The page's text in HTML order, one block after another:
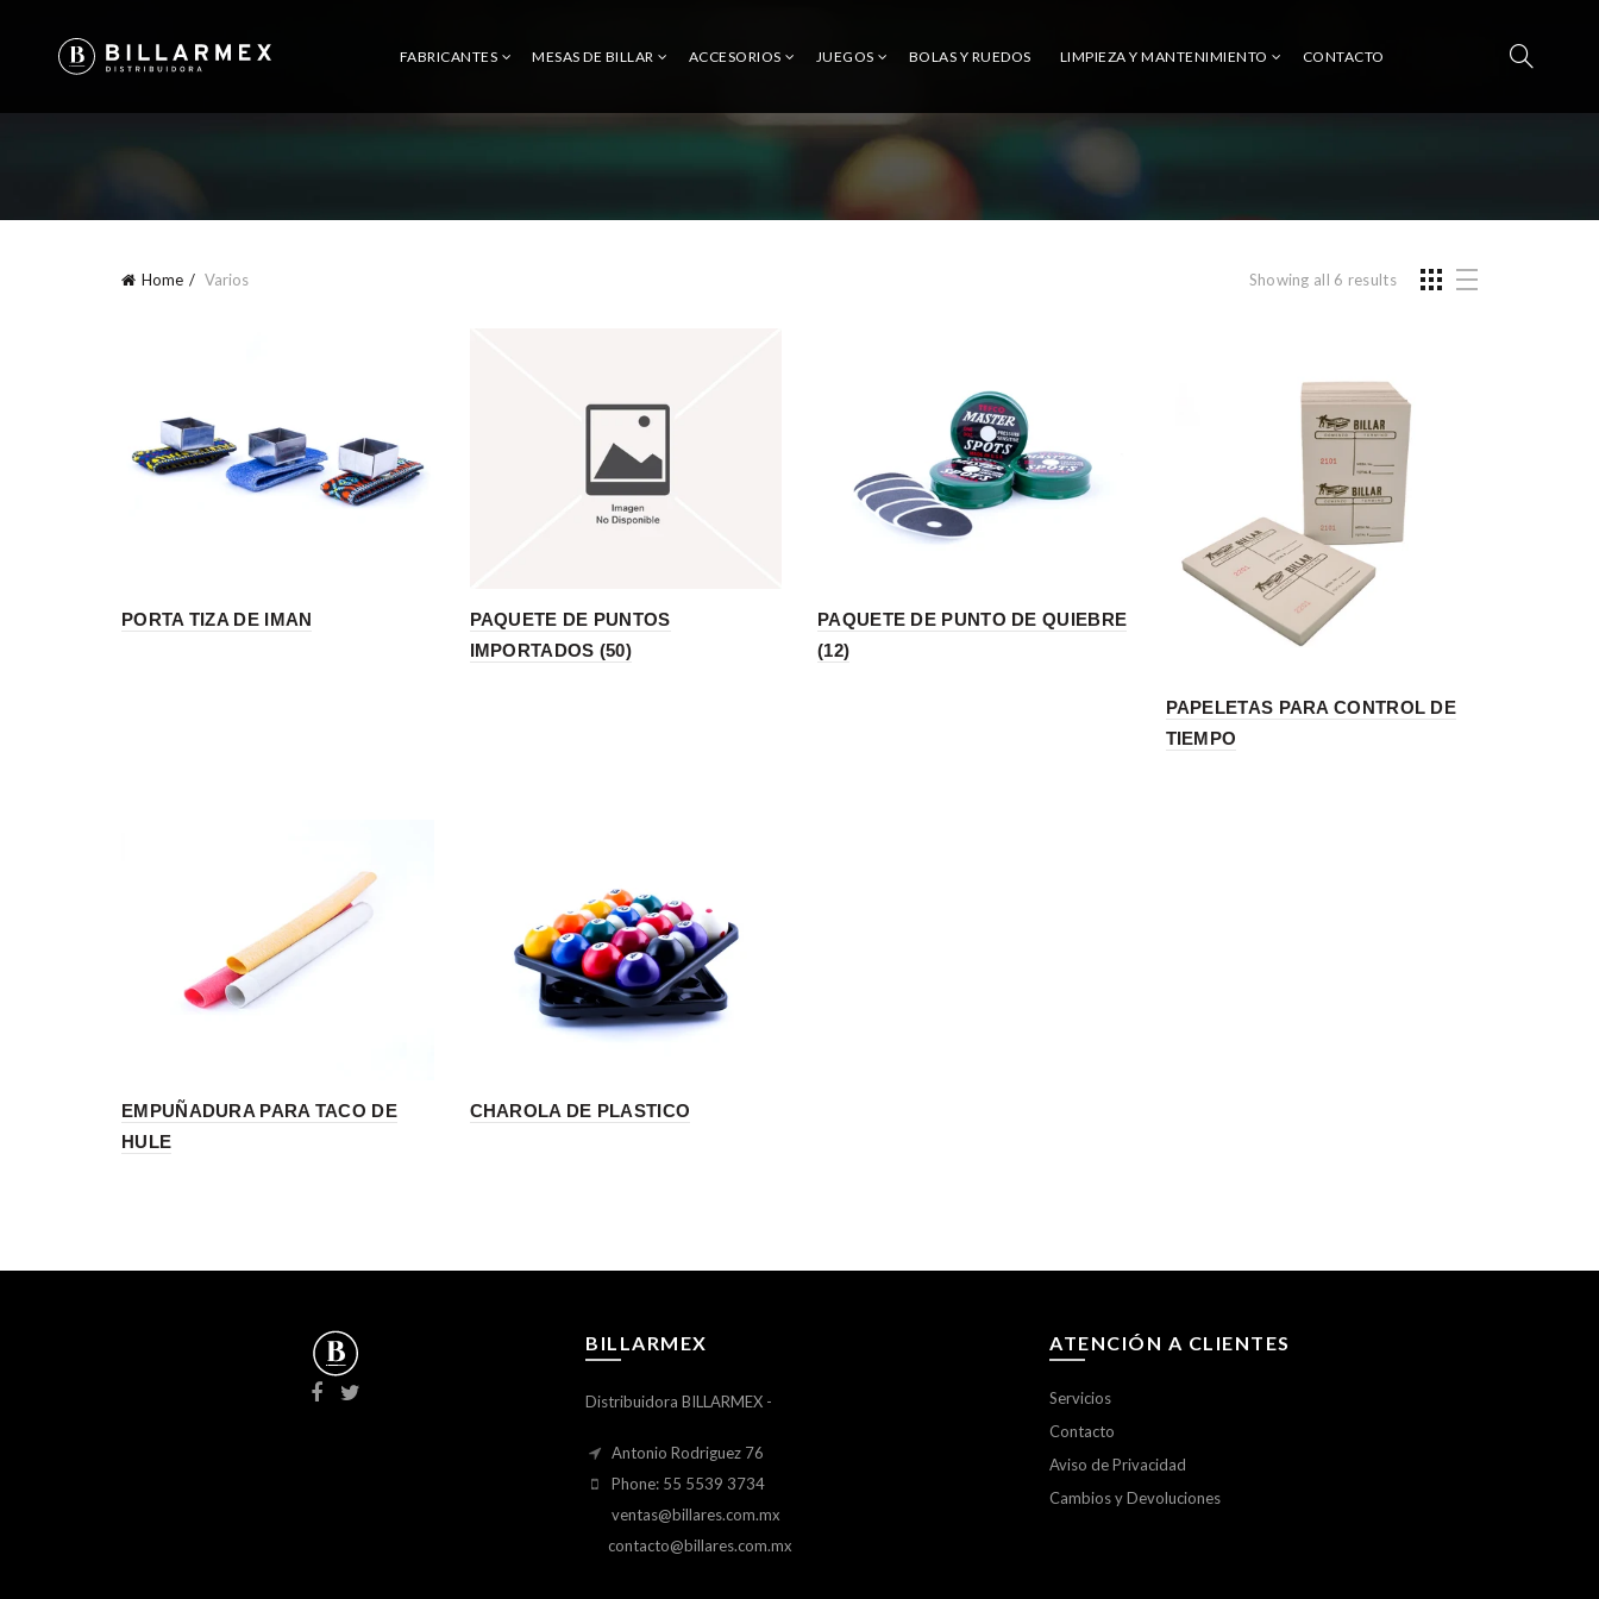
FABRICANTES MESAS DE BILLAR ACCESORIOS JUEGOS BOLAS Y RUEDOS LIMPIEZA Y MANTENIMIENTO CONTACTO
Home Varios Showing all 6 results
PORTA TIZA DE IMAN
PAQUETE DE PUNTOS
IMPORTADOS (50)
PAQUETE DE PUNTO DE QUIEBRE
(12)
PAPELETAS PARA CONTROL DE
TIEMPO
EMPUÑADURA PARA TACO DE
HULE
CHAROLA DE PLASTICO
BILLARMEX
Distribuidora BILLARMEX -
Antonio Rodriguez 76
Phone: 55 5539 3734
ventas@billares.com.mx
contacto@billares.com.mx
ATENCIÓN A CLIENTES
Servicios
Contacto
Aviso de Privacidad
Cambios y Devoluciones